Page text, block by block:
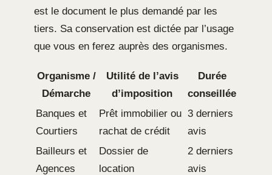
est le document le plus demandé par les
tiers. Sa conservation est dictée par l’usage
que vous en ferez auprès des organismes.
Organisme /
Démarche
Utilité de l’avis
d’imposition
Durée
conseillée
Banques et
Courtiers
Prêt immobilier ou
rachat de crédit
3 derniers
avis
Bailleurs et
Agences
Dossier de
location
2 derniers
avis